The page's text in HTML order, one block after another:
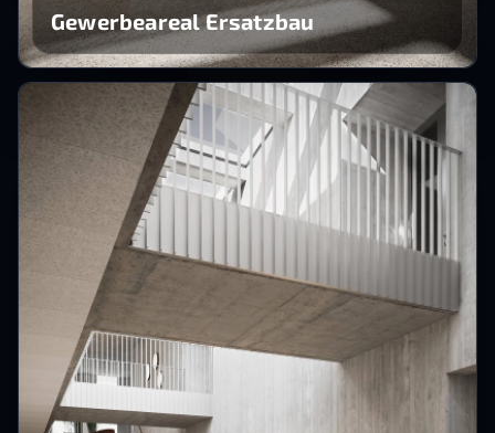
Gewerbeareal Ersatzbau